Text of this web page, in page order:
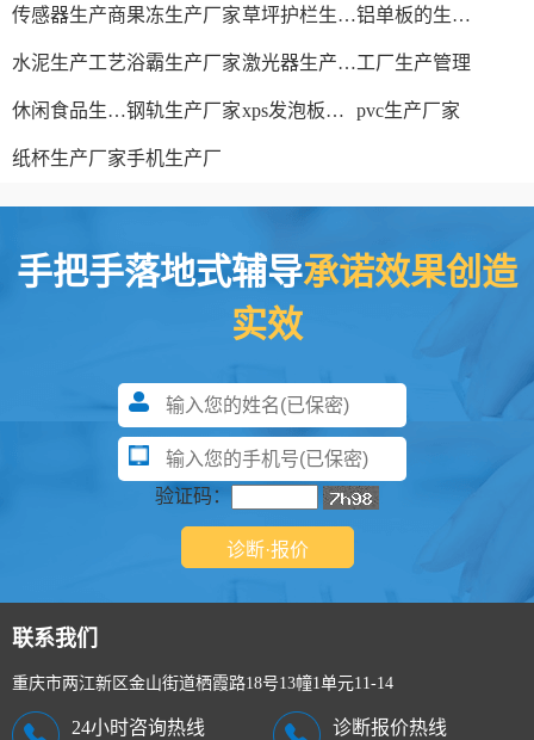
传感器生产商果冻生产厂家 草坪护栏生产厂家 铝单板的生产厂家
水泥生产工艺浴霸生产厂家 激光器生产厂家工厂生产管理
休闲食品生产线钢轨生产厂家 xps发泡板材生产线 pvc生产厂家
纸杯生产厂家手机生产厂
手把手落地式辅导承诺效果创造
实效
验证码：
联系我们
重庆市两江新区金山街道栖霞路18号13幢1单元11-14
24小时咨询热线 诊断报价热线